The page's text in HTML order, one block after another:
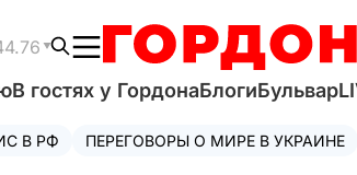
В гостях у ГордонаБлогиБульвар
В РФ ПЕРЕГОВОРЫ О МИРЕ В УКРАИНЕ